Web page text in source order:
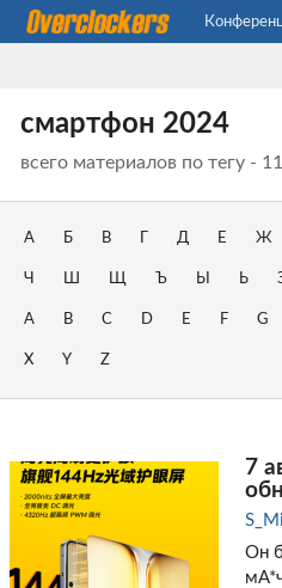
смартфон 2024
всего материалов по тегу -
А Б В Д Е Ж
Ч Ш Щ Ъ Ы Ь
A B C D E F G
X Y Z
7
Он